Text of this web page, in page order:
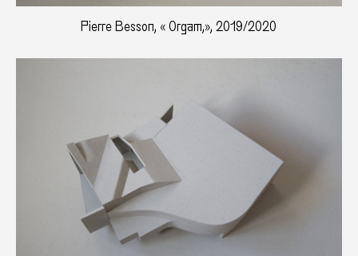
Pierre Besson, « Orgam,», 2019/2020